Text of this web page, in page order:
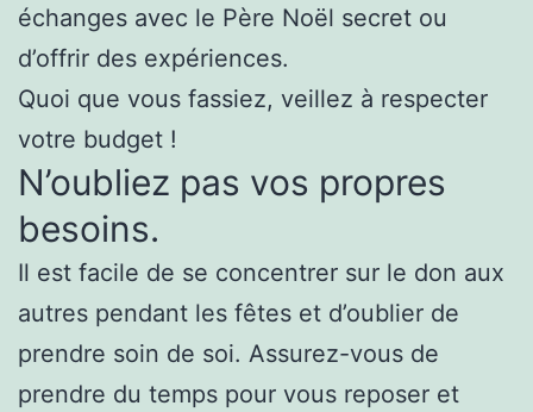
échanges avec le Père Noël secret ou
d’offrir des expériences.
Quoi que vous fassiez, veillez à respecter
votre budget !
N’oubliez pas vos propres
besoins.
Il est facile de se concentrer sur le don aux
autres pendant les fêtes et d’oublier de
prendre soin de soi. Assurez-vous de
prendre du temps pour vous reposer et